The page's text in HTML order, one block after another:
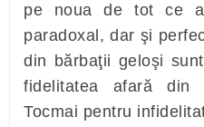
pe noua de tot ce
paradoxal, dar şi
din bărbaţii geloşi
fidelitatea afară
Tocmai pentru